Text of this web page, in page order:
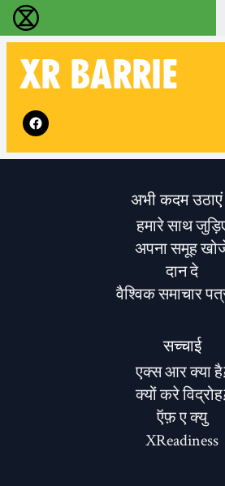
विलुप्ति विद्रोह - Home
XR BARRIE
Follow XR Barrie on
अभी कदम
हमारे साथ
अपना समूह
दान दे
वैश्विक समाचार
सच्चाई
एक्स आर क्या
क्यों करे
ऍफ़ ए क्यु
XReadiness